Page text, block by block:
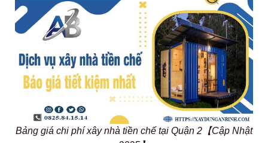
Bảng giá chi phí xây nhà tiền chế tại Quận 2【Cập Nhật